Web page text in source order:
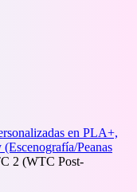
en PLA+,
Peanas
2 (WTC Post-